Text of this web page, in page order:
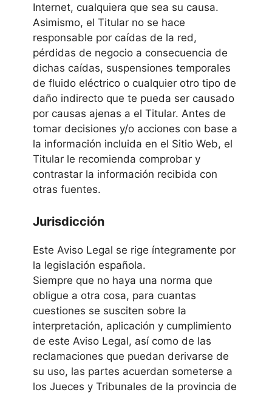
Internet, cualquiera que sea su causa.
Asimismo, el Titular no se hace
responsable por caídas de la red,
pérdidas de negocio a consecuencia de
dichas caídas, suspensiones temporales
de fluido eléctrico o cualquier otro tipo de
daño indirecto que te pueda ser causado
por causas ajenas a el Titular. Antes de
tomar decisiones y/o acciones con base a
la información incluida en el Sitio Web, el
Titular le recomienda comprobar y
contrastar la información recibida con
otras fuentes.
Jurisdicción
Este Aviso Legal se rige íntegramente por
la legislación española.
Siempre que no haya una norma que
obligue a otra cosa, para cuantas
cuestiones se susciten sobre la
interpretación, aplicación y cumplimiento
de este Aviso Legal, así como de las
reclamaciones que puedan derivarse de
su uso, las partes acuerdan someterse a
los Jueces y Tribunales de la provincia de